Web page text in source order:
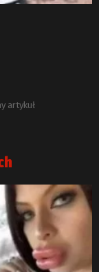
artykuł